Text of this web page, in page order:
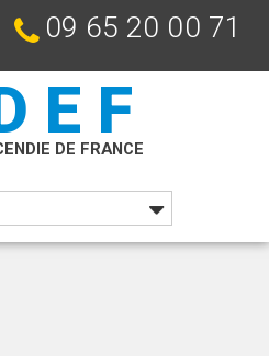
09 65 20 00 71
DE FRANCE